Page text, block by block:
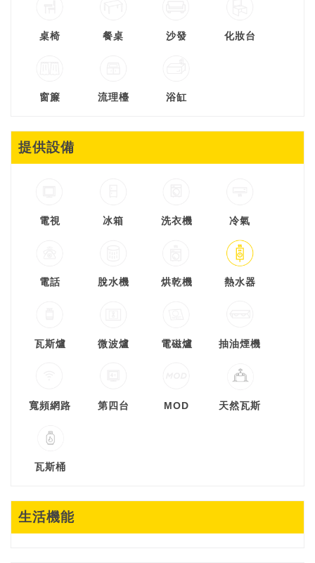
桌椅 餐桌 沙發 化妝台
窗簾 流理檯 浴缸
提供設備
電視 冰箱 洗衣機 冷氣
電話 脫水機 烘乾機 熱水器
瓦斯爐 微波爐 電磁爐 抽油煙機
寬頻網路 第四台 MOD 天然瓦斯
瓦斯桶
生活機能